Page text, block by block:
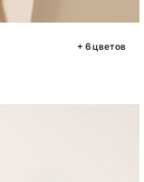
+ 6 цветов